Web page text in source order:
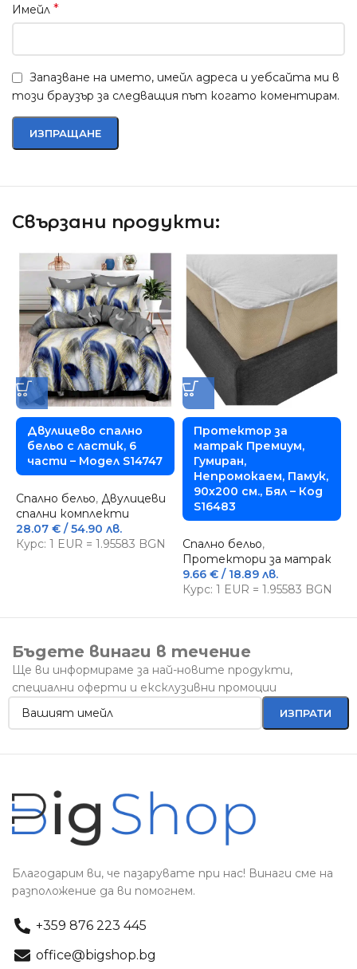
Имейл *
Запазване на името, имейл адреса и уебсайта ми в
този браузър за следващия път когато коментирам.
Свързани продукти:
Двулицево спално
бельо с ластик, 6
части – Модел S14747
Спално бельо, Двулицеви
спални комплекти
28.07 € / 54.90 лв.
Курс: 1 EUR = 1.95583 BGN
Протектор за
матрак Премиум,
Гумиран,
Непромокаем, Памук,
90х200 см., Бял – Код
S16483
Спално бельо,
Протектори за матрак
9.66 €/ 18.89 лв.
Курс: 1 EUR = 1.95583 BGN
Бъдете винаги в течение
Ще ви информираме за най-новите продукти,
специални оферти и ексклузивни промоции
Благодарим ви, че пазарувате при нас! Винаги сме на
разположение да ви помогнем.
+359 876 223 445
office@bigshop.bg